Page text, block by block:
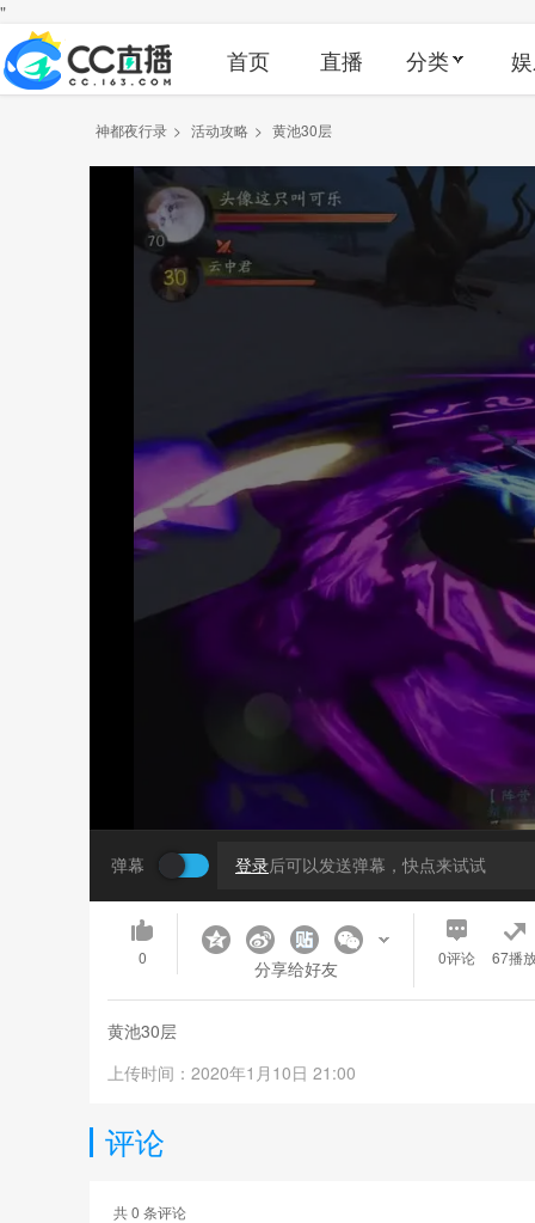
"
首页 直播 分类
神都夜行录 > 活动攻略 > 黄池30层
弹幕 登录后可以发送弹幕，快点来试试
0 分享给好友 0评论 67播
黄池30层
上传时间：2020年1月10日 21:00
评论
共0 条评论